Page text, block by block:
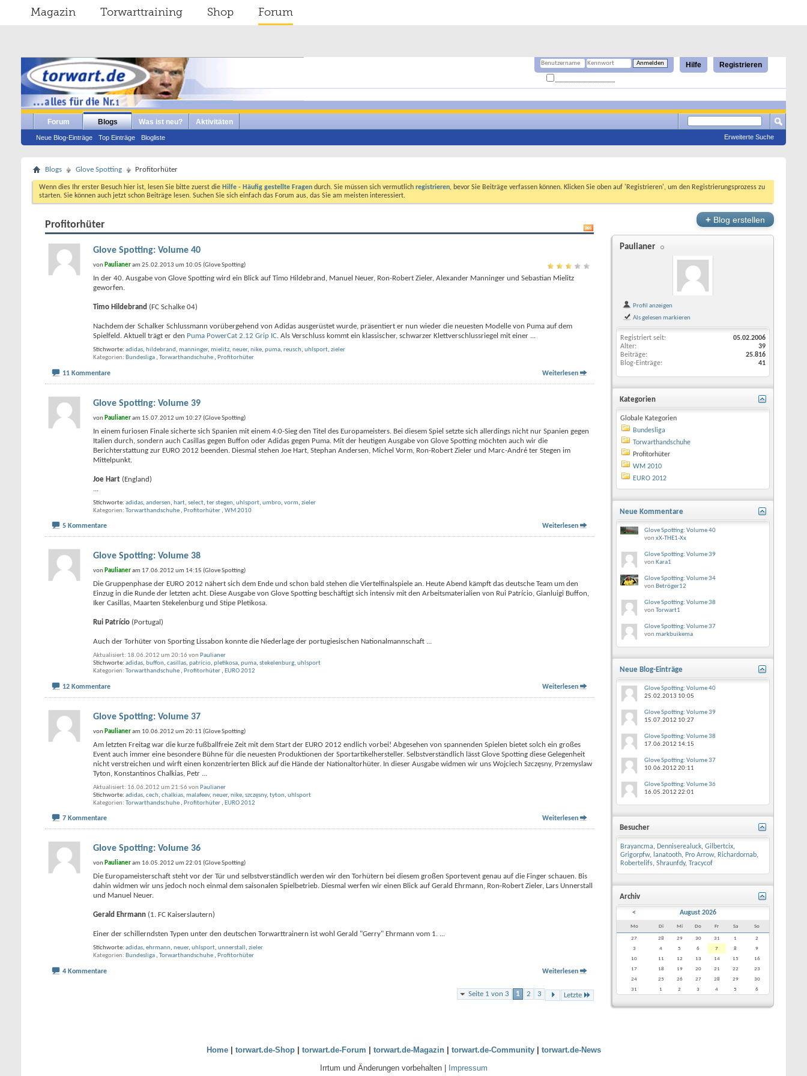
Magazin Torwarttraining Shop Forum
Registrieren
Hilfe
Forum Blogs
Neue Blog-Einträge Top Einträge Blogliste
Was ist neu? Aktivitäten
Erweiterte Suche
Blogs Glove Spotting Profitorhüter
Wenn dies Ihr erster Besuch hier ist, lesen Sie bitte zuerst die Hilfe - Häufig gestellte Fragen durch. Sie müssen sich vermutlich registrieren, bevor Sie Beiträge verfassen können. Klicken Sie oben auf 'Registrieren', um den Registrierungsprozess zu
starten. Sie können auch jetzt schon Beiträge lesen. Suchen Sie sich einfach das Forum aus, das Sie am meisten interessiert.
Profitorhüter
Glove Spotting: Volume 40
von Paulianeram 25.02.2013 um 10:05 (Glove Spotting)
In der 40. Ausgabe von Glove Spotting wird ein Blick auf Timo Hildebrand, Manuel Neuer, Ron-Robert Zieler, Alexander Manninger und Sebastian Mielitz
geworfen.
Timo Hildebrand (FC Schalke 04)
Nachdem der Schalker Schlussmann vorübergehend von Adidas ausgerüstet wurde, präsentiert er nun wieder die neuesten Modelle von Puma auf dem
Spielfeld. Aktuell trägt er den Puma PowerCat 2.12 Grip IC. Als Verschluss kommt ein klassischer, schwarzer Klettverschlussriegel mit einer ...
Stichworte: adidas, hildebrand , manninger, mielitz, neuer, nike, puma, reusch, uhlsport, zieler
Kategorien
Bundesliga , Torwarthandschuhe , Profitorhüter
11 Kommentare Weiterlesen
Glove Spotting: Volume 39
von Paulianeram 15.07.2012 um 10:27 (Glove Spotting)
In einem furiosen Finale sicherte sich Spanien mit einem 4:0-Sieg den Titel des Europameisters. Bei diesem Spiel setzte sich allerdings nicht nur Spanien gegen
Italien durch, sondern auch Casillas gegen Buffon oder Adidas gegen Puma. Mit der heutigen Ausgabe von Glove Spotting möchten auch wir die
Berichterstattung zur EURO 2012 beenden. Diesmal stehen Joe Hart, Stephan Andersen, Michel Vorm, Ron-Robert Zieler und Marc-André ter Stegen im
Mittelpunkt.
Joe Hart (England)
Stichworte: adidas, andersen, hart, select, ter stegen, uhlsport, umbro, vorm, zieler
Kategorien Torwarthandschuhe , Profitorhüter , WM 2010
5 Kommentare Weiterlesen
Glove Spotting: Volume 38
von Paulianeram 17.06.2012 um 14:15 (Glove Spotting)
Die Gruppenphase der EURO 2012 nähert sich dem Ende und schon bald stehen die Viertelfinalspiele an. Heute Abend kämpft das deutsche Team um den
Einzug in die Runde der letzten acht. Diese Ausgabe von Glove Spotting beschäftigt sich intensiv mit den Arbeitsmaterialien von Rui Patrício, Gianluigi Buffon,
Iker Casillas, Maarten Stekelenburg und Stipe Pletikosa.
Rui Patrício (Portugal)
Auch der Torhüter von Sporting Lissabon konnte die Niederlage der portugiesischen Nationalmannschaft ...
Aktualisiert: 18.06.2012 um 20:16 von Paulianer
Stichworte: adidas, buffon, casillas, patrício, pletikosa, puma, stekelenburg, uhlsport
Kategorien Torwarthandschuhe , Profitorhüter , EURO 2012
12 Kommentare Weiterlesen
Glove Spotting: Volume 37
von Paulianeram 10.06.2012 um 20:11 (Glove Spotting)
Am letzten Freitag war die kurze fußballfreie Zeit mit dem Start der EURO 2012 endlich vorbei! Abgesehen von spannenden Spielen bietet solch ein großes
Event auch immer eine besondere Bühne für die neuesten Produktionen der Sportartikelhersteller. Selbstverständlich lässt Glove Spotting diese Gelegenheit
nicht verstreichen und wirft einen konzentrierten Blick auf die Hände der Nationaltorhüter. In dieser Ausgabe widmen wir uns Wojciech Szczęsny, Przemyslaw
Tyton, Konstantinos Chalkias, Petr
Aktualisiert: 16.06.2012 um 21:56 von Paulianer
Stichworte: adidas, cech, chalkias, malafeev, neuer, nike, szczęsny, tyton, uhlsport
Kategorien Torwarthandschuhe , Profitorhüter , EURO 2012
7 Kommentare Weiterlesen
Glove Spotting: Volume 36
von Paulianeram 16.05.2012 um 22:01 (Glove Spotting)
Die Europameisterschaft steht vor der Tür und selbstverständlich werden wir den Torhütern bei diesem großen Sportevent genau auf die Finger schauen. Bis
dahin widmen wir uns jedoch noch einmal dem saisonalen Spielbetrieb. Diesmal werfen wir einen Blick auf Gerald Ehrmann, Ron-Robert Zieler, Lars Unnerstall
und Manuel Neuer.
Gerald Ehrmann (1. FC Kaiserslautern)
Einer der schillerndsten Typen unter den deutschen Torwarttrainern ist wohl Gerald "Gerry" Ehrmann vom 1. ...
Stichworte: adidas, ehrmann, neuer, uhlsport, unnerstall , zieler
Kategorien
Bundesliga , Torwarthandschuhe , Profitorhüter
4 Kommentare Weiterlesen
Seite 1 von 3 1 2 3 Letzte
+ Blog erstellen
Paulianer
Profil anzeigen
Als gelesen markieren
Registriert seit
05.02.2006
Alter
39
Beiträge
25.816
Blog-Einträge
41
Kategorien
Globale Kategorien
Bundesliga
Torwarthandschuhe
Profitorhüter
WM 2010
EURO 2012
Neue Kommentare
Glove Spotting: Volume 40
von xX-THE1-Xx
Glove Spotting: Volume 39
von Kara1
Glove Spotting: Volume 34
von Betröger12
Glove Spotting: Volume 38
von Torwart1
Glove Spotting: Volume 37
von markbuikema
Neue Blog-Einträge
Glove Spotting: Volume 40
25.02.2013 10:05
Glove Spotting: Volume 39
15.07.2012 10:27
Glove Spotting: Volume 38
17.06.2012 14:15
Glove Spotting: Volume 37
10.06.2012 20:11
Glove Spotting: Volume 36
16.05.2012 22:01
Besucher
Brayancma, Denniserealuck, Gilbertcix,
Grigorpfw, lanatooth, Pro Arrow, Richardornab,
Robertelifs, Shraunfdy, Tracycof
Archiv
< August 2026
Mo Di Mi Do Fr Sa So
27 28 29 30 31 1
2
3
4 5 6 7 8
9
10
11 12 13 14 15
16
17
18 19 20 21 22
23
24
25 26 27 28 29
30
31
1 2 3 4 5 6
Home| torwart.de-Shop| torwart.de-Forum torwart.de-Magazin| torwart.de-Community| torwart.de-News
Irrtum und Änderungen vorbehalten |
Impressum